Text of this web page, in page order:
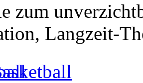
zum
Langzeit-